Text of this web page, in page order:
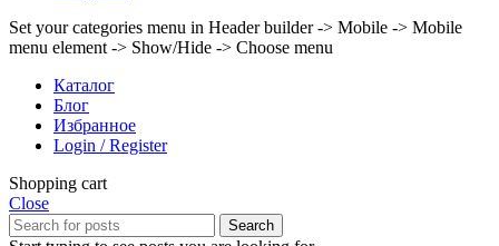
Set your categories menu in Header builder -> Mobile -> Mobile
menu element -> Show/Hide -> Choose menu
Каталог
Блог
Избранное
Login / Register
Shopping cart
Close
Search